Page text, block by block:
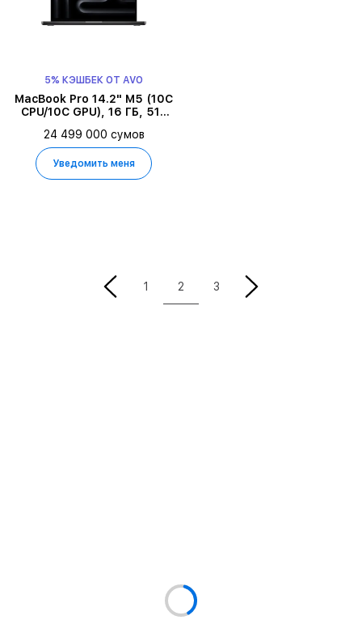
5% КЭШБЕК ОТ AVO
MacBook Pro 14.2" M5 (10C
CPU/10C GPU), 16 ГБ, 512
24 499 000 сумов
Уведомить меня
1 2 3